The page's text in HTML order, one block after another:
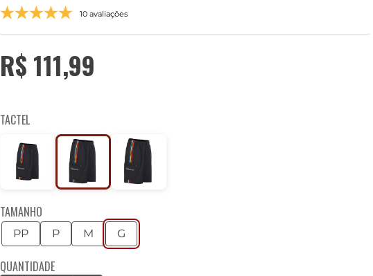
10 avaliações
R$ 111,99
TACTEL
TAMANHO
PP P M G
QUANTIDADE